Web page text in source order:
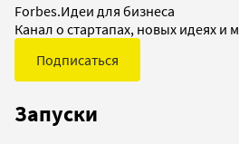
Forbes.Идеи для бизнеса
Канал о стартапах, новых идеях и
Подписаться
Запуски